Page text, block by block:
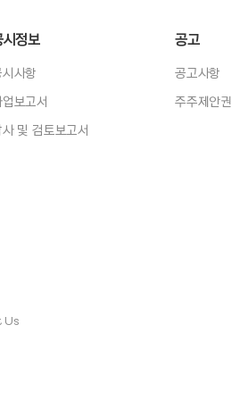
정보
사항
보고서
및 검토보고서
공고
공고사항
주주제안권